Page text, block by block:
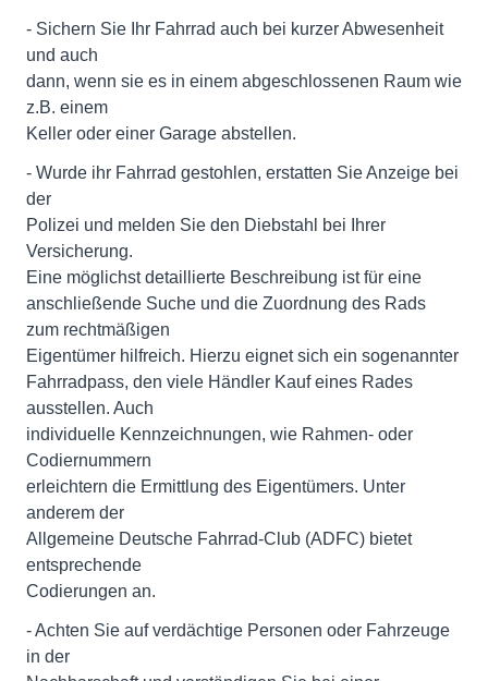
- Sichern Sie Ihr Fahrrad auch bei kurzer Abwesenheit
und auch
dann, wenn sie es in einem abgeschlossenen Raum wie
z.B. einem
Keller oder einer Garage abstellen.
- Wurde ihr Fahrrad gestohlen, erstatten Sie Anzeige bei
der
Polizei und melden Sie den Diebstahl bei Ihrer
Versicherung.
Eine möglichst detaillierte Beschreibung ist für eine
anschließende Suche und die Zuordnung des Rads
zum rechtmäßigen
Eigentümer hilfreich. Hierzu eignet sich ein sogenannter
Fahrradpass, den viele Händler Kauf eines Rades
ausstellen. Auch
individuelle Kennzeichnungen, wie Rahmen- oder
Codiernummern
erleichtern die Ermittlung des Eigentümers. Unter
anderem der
Allgemeine Deutsche Fahrrad-Club (ADFC) bietet
entsprechende
Codierungen an.
- Achten Sie auf verdächtige Personen oder Fahrzeuge
in der